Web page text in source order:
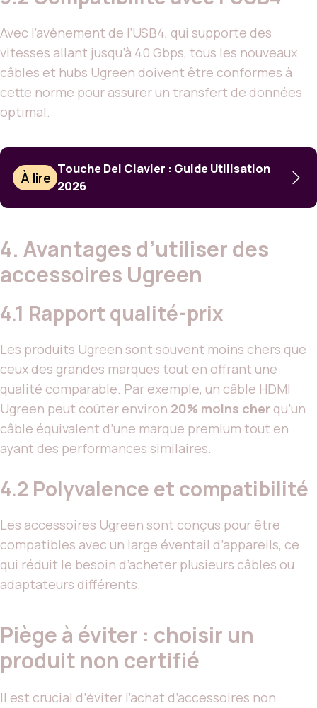
Avec l’avènement de l’USB4, qui supporte des
vitesses allant jusqu’à 40 Gbps, tous les nouveaux
câbles et hubs Ugreen doivent être conformes à
cette norme pour assurer un transfert de données
optimal.
À lire
Touche Del Clavier : Guide Utilisation
2026
4. Avantages d’utiliser des
accessoires Ugreen
4.1 Rapport qualité-prix
Les produits Ugreen sont souvent moins chers que
ceux des grandes marques tout en offrant une
qualité comparable. Par exemple, un câble HDMI
Ugreen peut coûter environ 20% moins cher qu’un
câble équivalent d’une marque premium tout en
ayant des performances similaires.
4.2 Polyvalence et compatibilité
Les accessoires Ugreen sont conçus pour être
compatibles avec un large éventail d’appareils, ce
qui réduit le besoin d’acheter plusieurs câbles ou
adaptateurs différents.
Piège à éviter : choisir un
produit non certifié
Il est crucial d’éviter l’achat d’accessoires non